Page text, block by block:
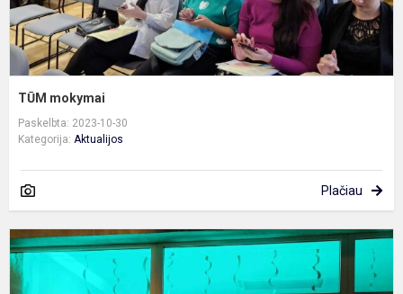
TŪM mokymai
Paskelbta: 2023-10-30
Kategorija: Aktualijos
Plačiau